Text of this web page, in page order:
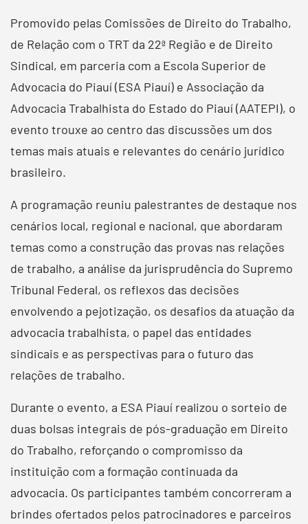
Promovido pelas Comissões de Direito do Trabalho,
de Relação com o TRT da 22ª Região e de Direito
Sindical, em parceria com a Escola Superior de
Advocacia do Piauí (ESA Piauí) e Associação da
Advocacia Trabalhista do Estado do Piauí (AATEPI), o
evento trouxe ao centro das discussões um dos
temas mais atuais e relevantes do cenário jurídico
brasileiro.
A programação reuniu palestrantes de destaque nos
cenários local, regional e nacional, que abordaram
temas como a construção das provas nas relações
de trabalho, a análise da jurisprudência do Supremo
Tribunal Federal, os reflexos das decisões
envolvendo a pejotização, os desafios da atuação da
advocacia trabalhista, o papel das entidades
sindicais e as perspectivas para o futuro das
relações de trabalho.
Durante o evento, a ESA Piauí realizou o sorteio de
duas bolsas integrais de pós-graduação em Direito
do Trabalho, reforçando o compromisso da
instituição com a formação continuada da
advocacia. Os participantes também concorreram a
brindes ofertados pelos patrocinadores e parceiros